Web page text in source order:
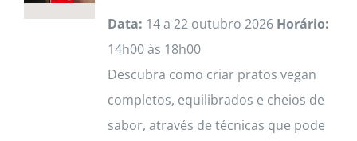
Data: 14 a 22 outubro 2026 Horário:
14h00 às 18h00
Descubra como criar pratos vegan
completos, equilibrados e cheios de
sabor, através de técnicas que pode